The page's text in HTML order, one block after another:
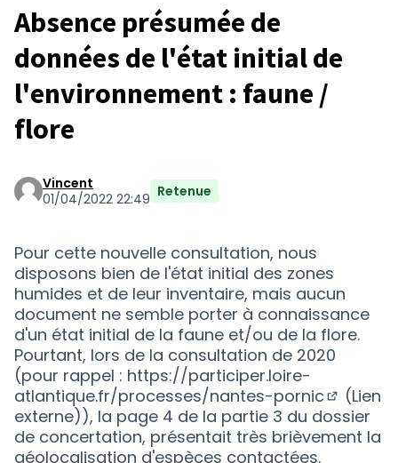
Absence présumée de
données de l'état initial de
l'environnement : faune /
flore
Vincent
01/04/2022 22:49 Retenue
Pour cette nouvelle consultation, nous
disposons bien de l'état initial des zones
humides et de leur inventaire, mais aucun
document ne semble porter à connaissance
d'un état initial de la faune et/ou de la flore.
Pourtant, lors de la consultation de 2020
(pour rappel : https://participer.loire-
atlantique.fr/processes/nantes-pornic
(S'ouvre
(Lien
externe)), la page 4 de la partie 3 du dossier
de concertation, présentait très brièvement la
géolocalisation d'espèces contactées.